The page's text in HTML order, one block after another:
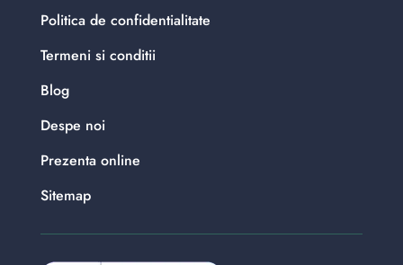
Politica de confidentialitate
Termeni si conditii
Blog
Despe noi
Prezenta online
Sitemap